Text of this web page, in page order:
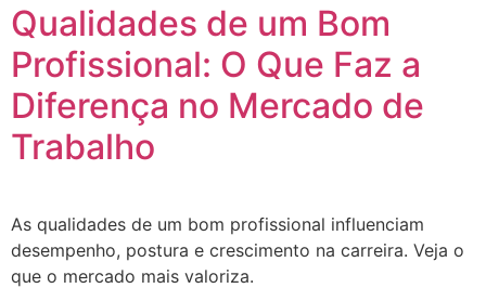
Qualidades de um Bom
Profissional: O Que Faz a
Diferença no Mercado de
Trabalho
As qualidades de um bom profissional influenciam
desempenho, postura e crescimento na carreira. Veja o
que o mercado mais valoriza.